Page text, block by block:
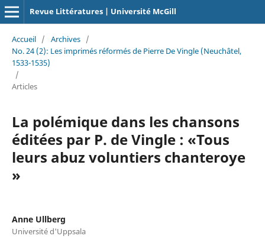
Revue Littératures | Université McGill
Accueil / Archives /
No. 24 (2): Les imprimés réformés de Pierre De Vingle (Neuchâtel,
1533-1535)
/
Articles
La polémique dans les chansons
éditées par P. de Vingle : «Tous
leurs abuz voluntiers chanteroye
»
Anne Ullberg
Université d'Uppsala